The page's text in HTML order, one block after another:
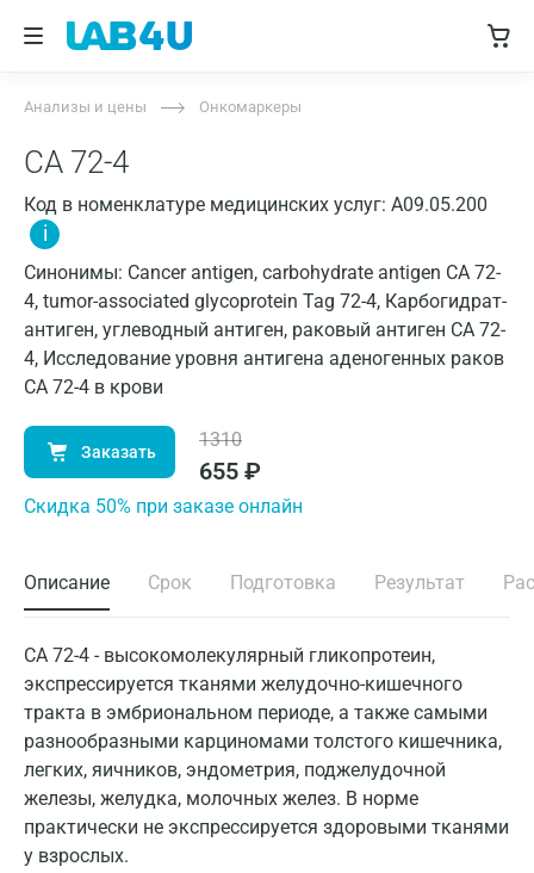
Анализы и цены Онкомаркеры
СА 72-4
Код в номенклатуре медицинских услуг: A09.05.200
i
Синонимы: Cancer antigen, carbohydrate antigen CA 72-
4, tumor-associated glycoprotein Tag 72-4, Карбогидрат-
антиген, углеводный антиген, раковый антиген СА 72-
4, Исследование уровня антигена аденогенных раков
CA 72-4 в крови
Заказать
1310
655 ₽
Cкидка 50% при заказе онлайн
Описание Срок Подготовка Результат
CA 72-4 - высокомолекулярный гликопротеин,
экспрессируется тканями желудочно-кишечного
тракта в эмбриональном периоде, а также самыми
разнообразными карциномами толстого кишечника,
легких, яичников, эндометрия, поджелудочной
железы, желудка, молочных желез. В норме
практически не экспрессируется здоровыми тканями
у взрослых.